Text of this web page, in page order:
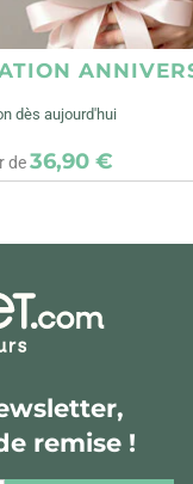
dès aujourd'hui
de36,90 €
remise !